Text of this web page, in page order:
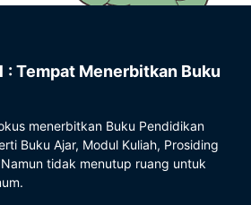
: Tempat Menerbitkan Buku
menerbitkan Buku Pendidikan
Buku Ajar, Modul Kuliah, Prosiding
tidak menutup ruang untuk